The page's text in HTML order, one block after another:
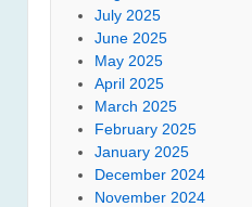
July 2025
June 2025
May 2025
April 2025
March 2025
February 2025
January 2025
December 2024
November 2024